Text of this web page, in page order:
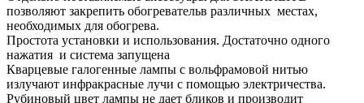
позволяют закрепить обогревательв различных местах,
необходимых для обогрева.
Простота установки и использования. Достаточно одного
нажатия и система запущена
Кварцевые галогенные лампы с вольфрамовой нитью
излучают инфракрасные лучи с помощью электричества.
Рубиновый цвет лампы не дает бликов и производит